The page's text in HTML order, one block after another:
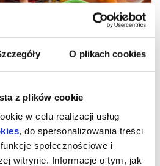
O plikach cookies
z plików cookie
w celu realizacji usług
, do spersonalizowania treści
społecznościowe i
witrynie. Informacje o tym, jak